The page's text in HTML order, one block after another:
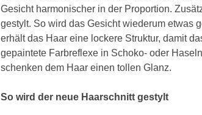
Gesicht harmonischer in der Proportion.
gestylt. So wird das Gesicht wiederum etwas
erhält das Haar eine lockere Struktur, damit
gepaintete Farbreflexe in Schoko- oder
schenken dem Haar einen tollen Glanz.
So wird der neue Haarschnitt gestylt